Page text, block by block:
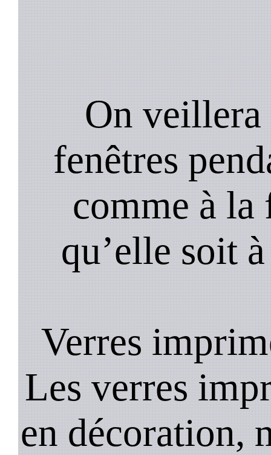
On veillera
fenêtres
comme à
qu’elle soit
Verres
Les verres
en décoration,